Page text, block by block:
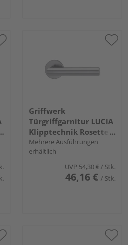
Griffwerk
Türgriffgarnitur LUCIA
Klipptechnik Rosetten
rund smart2lock 2.0 R
Edelst. ma.
Mehrere Ausführungen
erhältlich
UVP 54,30 €/ Stk.
46,16 € / Stk.